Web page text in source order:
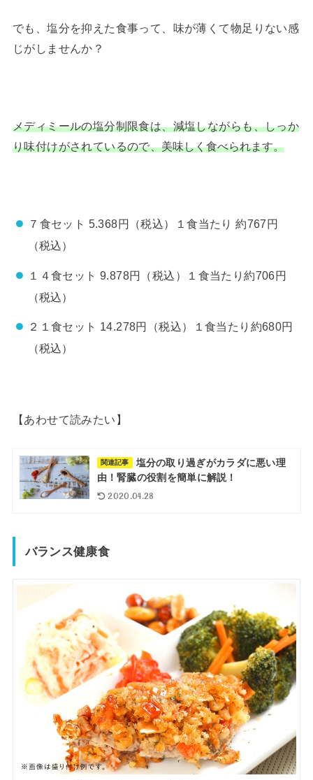
でも、塩分を抑えた食事って、味が薄くて物足りない感
じがしませんか？
メディミールの塩分制限食は、減塩しながらも、しっか
り味付けがされているので、美味しく食べられます。
７食セット 5.368円（税込）１食当たり 約767円
（税込）
１４食セット 9.878円（税込）１食当たり約706円
（税込）
２１食セット 14.278円（税込）１食当たり約680円
（税込）
【あわせて読みたい】
関連記事
塩分の取り過ぎがカラダに悪い理
由！腎臓の役割を簡単に解説！
2020.04.28
バランス健康食